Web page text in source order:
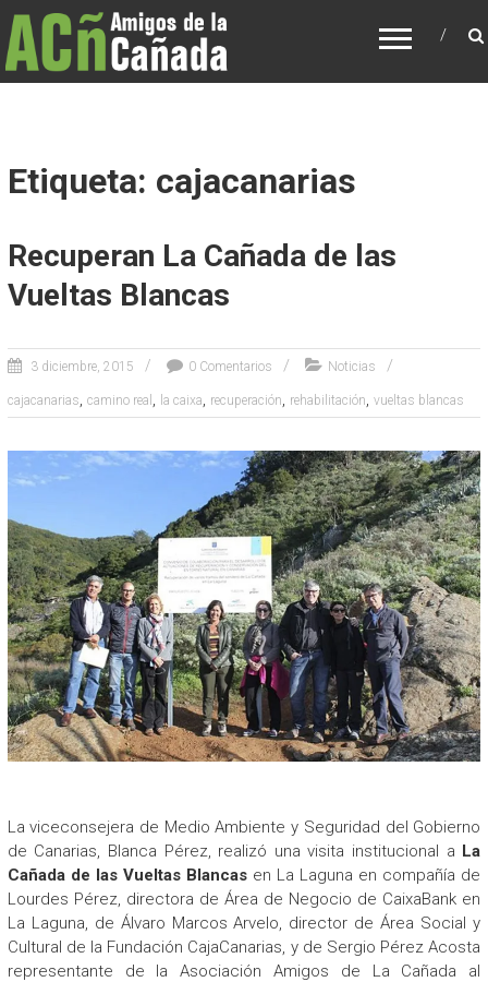
AMIGOS DE LA CAÑADA
Asociación para recuperación de la Cañada y
de los caminos tradicionales de Tenerife
Etiqueta: cajacanarias
Recuperan La Cañada de las
Vueltas Blancas
3 diciembre, 2015 0 Comentarios Noticias
cajacanarias, camino real , la caixa, recuperación, rehabilitación, vueltas blancas
La viceconsejera de Medio Ambiente y Seguridad del Gobierno
de Canarias, Blanca Pérez, realizó una visita institucional a La
Cañada de las Vueltas Blancasen La Laguna en compañía de
Lourdes Pérez, directora de Área de Negocio de CaixaBank en
La Laguna, de Álvaro Marcos Arvelo, director de Área Social y
Cultural de la Fundación CajaCanarias, y de Sergio Pérez Acosta
representante de la Asociación Amigos de La Cañada al